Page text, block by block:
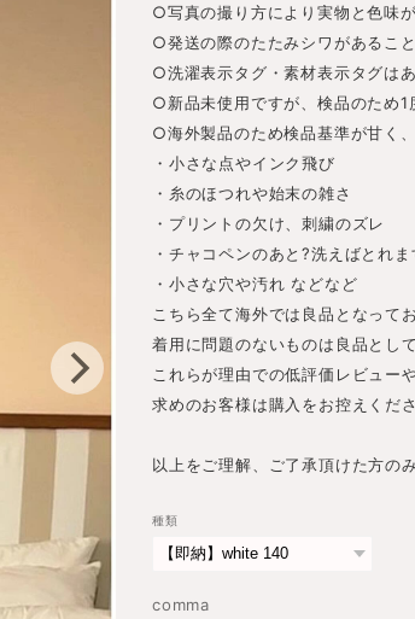
○写真の撮り方により実物と色味
○発送の際のたたみシワがあること
○洗濯表示タグ・素材表示タグは
○新品未使用ですが、検品のため1
○海外製品のため検品基準が甘く
・小さな点やインク飛び
・糸のほつれや始末の雑さ
・プリントの欠け、刺繍のズレ
・チャコペンのあと?洗えばとれま
・小さな穴や汚れ などなど
こちら全て海外では良品となって
着用に問題のないものは良品とし
これらが理由での低評価レビュー
求めのお客様は購入をお控えくださ
以上をご理解、ご了承頂けた方の
種類
comma